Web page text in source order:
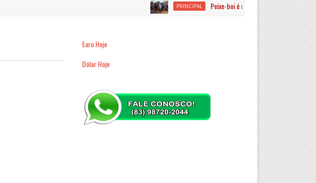
PRINCIPAL Peixe-boi é resgatado por equipes
Euro Hoje
Dólar Hoje